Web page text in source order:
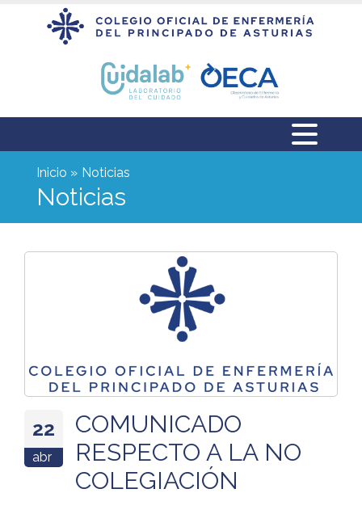
Inicio Noticias
Noticias
22
abr
COMUNICADO
RESPECTO A LA NO
COLEGIACIÓN